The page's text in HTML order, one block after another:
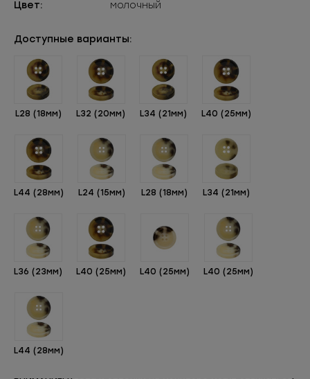
Цвет:
молочный
Доступные варианты:
L28 (18мм) L32 (20мм) L34 (21мм) L40 (25мм)
L44 (28мм) L24 (15мм) L28 (18мм) L34 (21мм)
L36 (23мм) L40 (25мм) L40 (25мм) L40 (25мм)
L44 (28мм)